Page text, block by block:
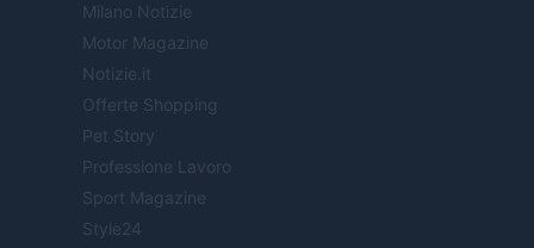
Milano Notizie
Motor Magazine
Notizie.it
Offerte Shopping
Pet Story
Professione Lavoro
Sport Magazine
Style24